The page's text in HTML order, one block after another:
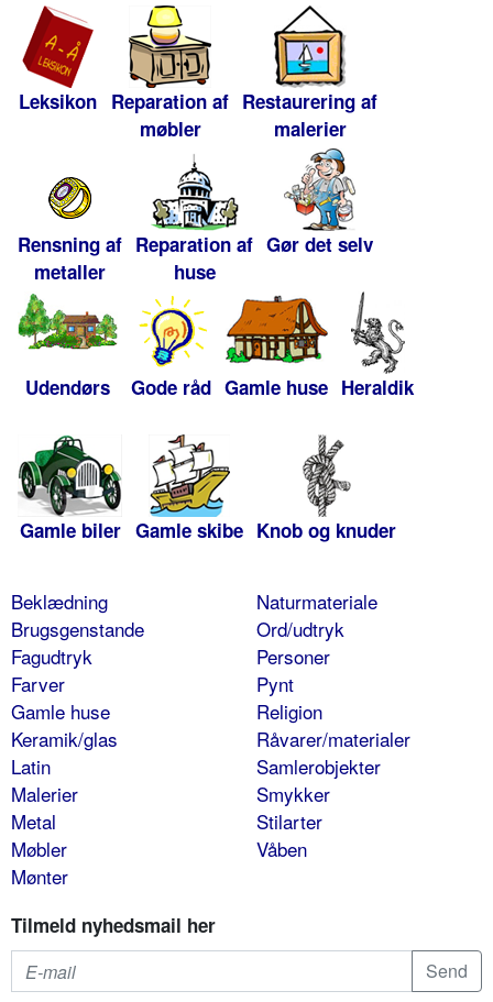
Leksikon Reparation af
møbler
Restaurering af
malerier
Rensning af
metaller
Reparation af
huse
Gør det selv
Udendørs Gode råd Gamle huse Heraldik
Gamle biler Gamle skibe Knob og knuder
Beklædning
Brugsgenstande
Fagudtryk
Farver
Gamle huse
Keramik/glas
Latin
Malerier
Metal
Møbler
Mønter
Naturmateriale
Ord/udtryk
Personer
Pynt
Religion
Råvarer/materialer
Samlerobjekter
Smykker
Stilarter
Våben
Tilmeld nyhedsmail her